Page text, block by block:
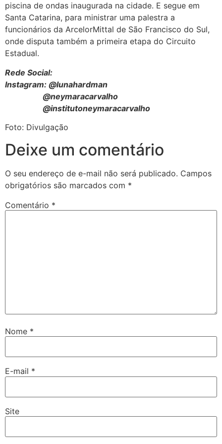
piscina de ondas inaugurada na cidade. E segue em
Santa Catarina, para ministrar uma palestra a
funcionários da ArcelorMittal de São Francisco do Sul,
onde disputa também a primeira etapa do Circuito
Estadual.
Rede Social:
Instagram: @lunahardman
@neymaracarvalho
@institutoneymaracarvalho
Foto: Divulgação
Deixe um comentário
O seu endereço de e-mail não será publicado. Campos
obrigatórios são marcados com *
Comentário *
Nome *
E-mail *
Site